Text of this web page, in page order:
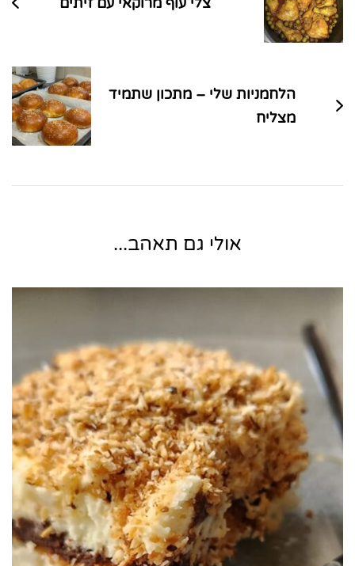
הלחמניות שלי – מתכון שתמיד
מצליח
אולי גם תאהב...